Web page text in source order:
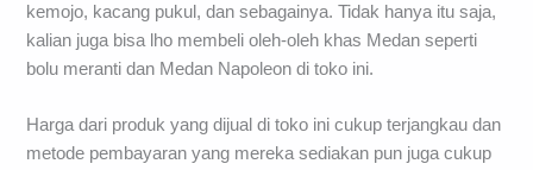
kemojo, kacang pukul, dan sebagainya. Tidak hanya itu saja,
kalian juga bisa lho membeli oleh-oleh khas Medan seperti
bolu meranti dan Medan Napoleon di toko ini.
Harga dari produk yang dijual di toko ini cukup terjangkau dan
metode pembayaran yang mereka sediakan pun juga cukup